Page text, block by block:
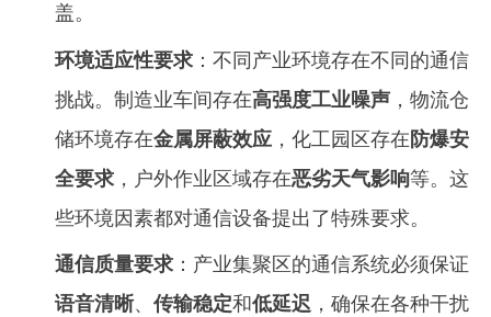
盖。
环境适应性要求 ：不同产业环境存在不同的通信
挑战。制造业车间存在高强度工业噪声 ，物流仓
储环境存在金属屏蔽效应 ，化工园区存在 防爆安
全要求 ，户外作业区域存在恶劣天气影响等。这
些环境因素都对通信设备提出了特殊要求。
通信质量要求 ：产业集聚区的通信系统必须保证
语音清晰、 传输稳定和低延迟 ，确保在各种干扰